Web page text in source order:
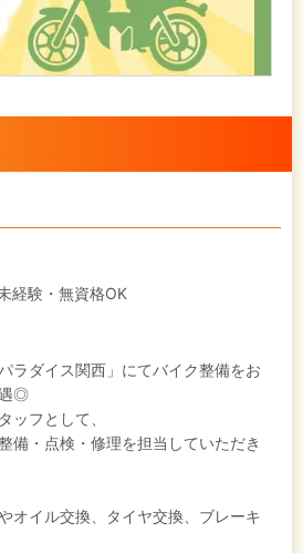
経験・無資格OK
ラダイス関西」にてバイク整備をお
遇◎
ッフとして、
備・点検・修理を担当していただき
オイル交換、タイヤ交換、ブレーキ